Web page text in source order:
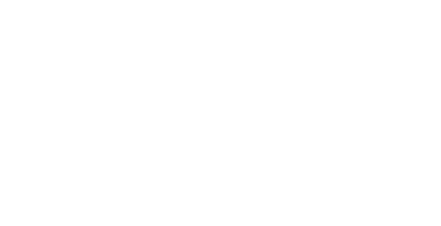
ti aiuterà a trovare il dispositivo più adatto a te.
Global Job Market e trova le posizioni aperte per ogni profilo di carriera.